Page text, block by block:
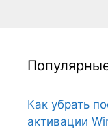
Как убрать
активации